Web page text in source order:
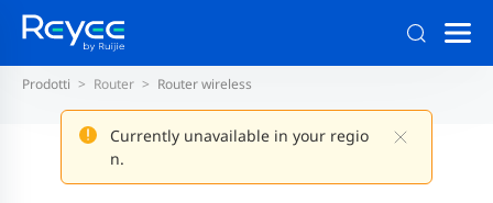
Currently unavailable in your regio
n.
Prodotti Router Router wireless